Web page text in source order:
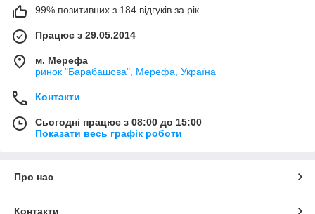
99% позитивних з 184 відгуків за рік
Працює з 29.05.2014
м. Мерефа
ринок "Барабашова", Мерефа, Україна
Контакти
Сьогодні працює з 08:00 до 15:00
Показати весь графік роботи
Про нас
Контакти